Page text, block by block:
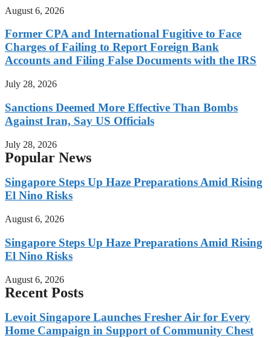
August 6, 2026
Former CPA and International Fugitive to Face
Charges of Failing to Report Foreign Bank
Accounts and Filing False Documents with the IRS
July 28, 2026
Sanctions Deemed More Effective Than Bombs
Against Iran, Say US Officials
July 28, 2026
Popular News
Singapore Steps Up Haze Preparations Amid Rising
El Nino Risks
August 6, 2026
Singapore Steps Up Haze Preparations Amid Rising
El Nino Risks
August 6, 2026
Recent Posts
Levoit Singapore Launches Fresher Air for Every
Home Campaign in Support of Community Chest